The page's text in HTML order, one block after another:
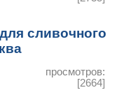
сливочного
просмотров:
[2664]